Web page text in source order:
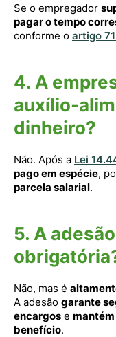
Se o empregador
pagar o tempo
conforme o artigo
4. A
auxílio-
dinheiro?
Não. Após a Lei
pago em espécie,
parcela salarial.
5. A
Não, mas é
A adesão garante
encargos e
benefício.